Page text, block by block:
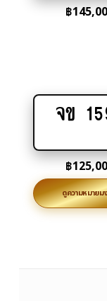
฿
จข
฿
ดูความหมายม